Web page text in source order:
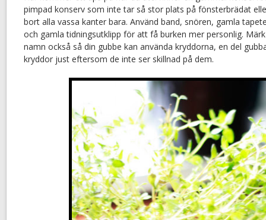
pimpad konserv som inte tar så stor plats på fönsterbrädat
bort alla vassa kanter bara. Använd band, snören, gamla
och gamla tidningsutklipp för att få burken mer personlig.
namn också så din gubbe kan använda kryddorna, en del
kryddor just eftersom de inte ser skillnad på dem.